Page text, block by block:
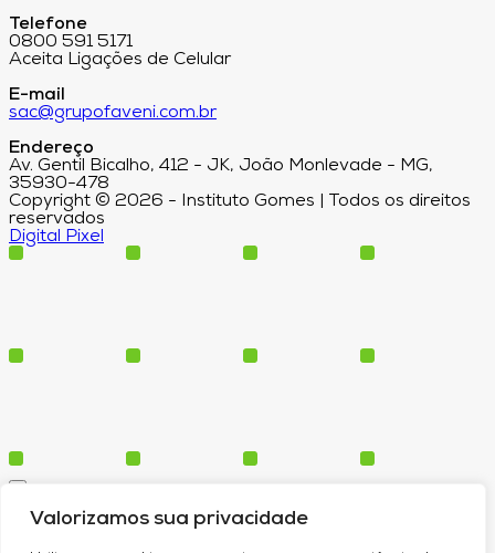
Valorizamos sua privacidade
Telefone
0800 591 5171
Aceita Ligações de Celular
E-mail
sac@grupofaveni.com.br
Endereço
Av. Gentil Bicalho, 412 - JK, João Monlevade - MG,
35930-478
Copyright © 2026 - Instituto Gomes | Todos os direitos
reservados
Digital Pixel
Cursos